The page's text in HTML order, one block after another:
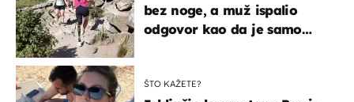
bez noge, a muž ispalio
odgovor kao da je samo
ŠTO KAŽETE?